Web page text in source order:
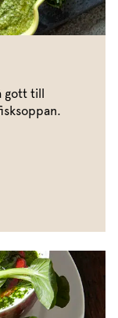
gott till